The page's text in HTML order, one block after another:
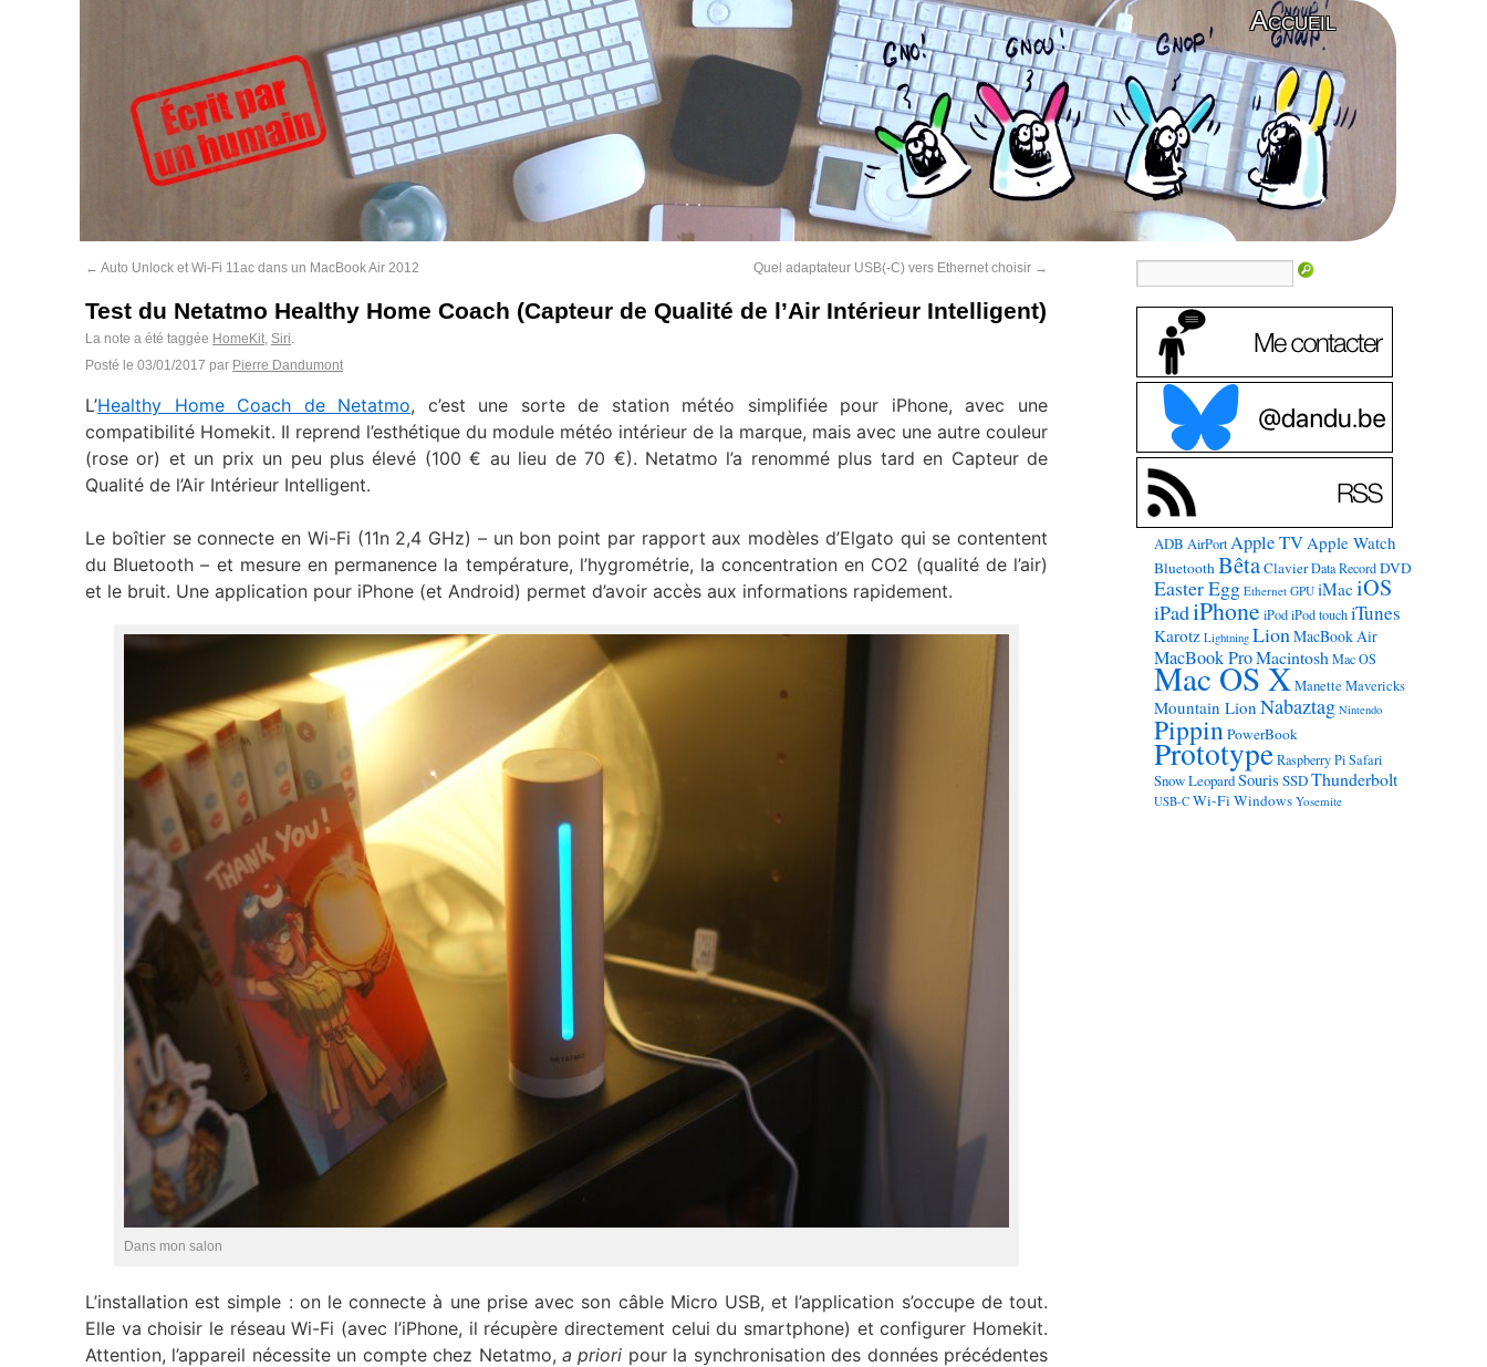
Accueil
← Auto Unlock et Wi-Fi 11ac dans un MacBook Air 2012 Quel adaptateur USB(-C) vers Ethernet choisir →
Test du Netatmo Healthy Home Coach (Capteur de Qualité de l’Air Intérieur Intelligent)
La note a été taggée HomeKit, Siri.
Posté le 03/01/2017 par Pierre Dandumont
L’Healthy Home Coach de Netatmo, c’est une sorte de station météo simplifiée pour iPhone, avec une
compatibilité Homekit. Il reprend l’esthétique du module météo intérieur de la marque, mais avec une autre couleur
(rose or) et un prix un peu plus élevé (100 € au lieu de 70 €). Netatmo l’a renommé plus tard en Capteur de
Qualité de l’Air Intérieur Intelligent.
Le boîtier se connecte en Wi-Fi (11n 2,4 GHz) – un bon point par rapport aux modèles d’Elgato qui se contentent
du Bluetooth – et mesure en permanence la température, l’hygrométrie, la concentration en CO2 (qualité de l’air)
et le bruit. Une application pour iPhone (et Android) permet d’avoir accès aux informations rapidement.
Dans mon salon
L’installation est simple : on le connecte à une prise avec son câble Micro USB, et l’application s’occupe de tout.
Elle va choisir le réseau Wi-Fi (avec l’iPhone, il récupère directement celui du smartphone) et configurer Homekit.
Attention, l’appareil nécessite un compte chez Netatmo, a priori pour la synchronisation des données précédentes
ADB AirPort Apple TVApple Watch
BluetoothBêtaClavier Data Record DVD
Easter Egg Ethernet GPU iMaciOS
iPadiPhone iPod iPod touch iTunes
Karotz Lightning LionMacBook Air
MacBook ProMacintosh Mac OS
Mac OS X Manette Mavericks
Mountain Lion Nabaztag Nintendo
PippinPowerBook
Prototype Raspberry Pi Safari
Snow LeopardSouris SSDThunderbolt
USB-C Wi-FiWindows Yosemite